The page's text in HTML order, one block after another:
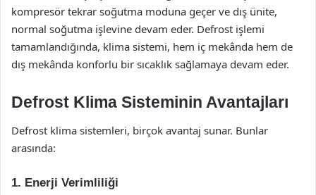
kompresör tekrar soğutma moduna geçer ve dış ünite,
normal soğutma işlevine devam eder. Defrost işlemi
tamamlandığında, klima sistemi, hem iç mekânda hem de
dış mekânda konforlu bir sıcaklık sağlamaya devam eder.
Defrost Klima Sisteminin Avantajları
Defrost klima sistemleri, birçok avantaj sunar. Bunlar
arasında:
1. Enerji Verimliliği